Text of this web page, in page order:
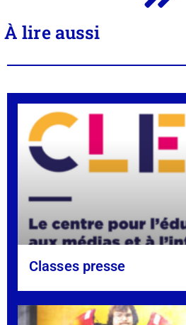
À lire aussi
Classes presse